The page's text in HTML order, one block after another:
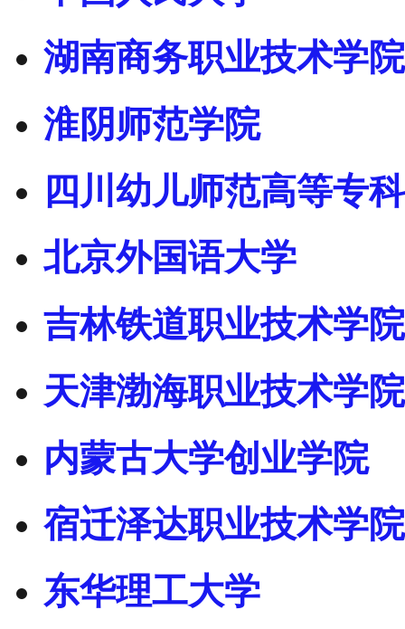
湖南商务职业技术学院
淮阴师范学院
四川幼儿师范高等专
北京外国语大学
吉林铁道职业技术学院
天津渤海职业技术学院
内蒙古大学创业学院
宿迁泽达职业技术学院
东华理工大学